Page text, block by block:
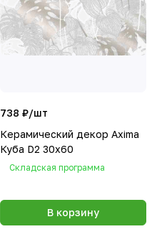
738 ₽/шт
Керамический декор Axima
Куба D2 30x60
Складская программа
В корзину